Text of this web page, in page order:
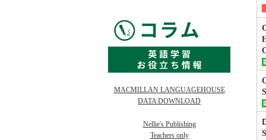
MACMILLAN LANGUAGEHOUSE
DATA DOWNLOAD
Nellie's Publishing
Teachers only